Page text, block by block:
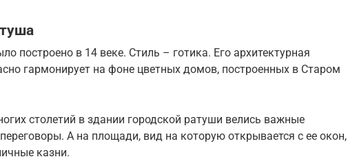
построено в 14 веке. Стиль – готика. Его архитектурная
гармонирует на фоне цветных домов, построенных в Старом
столетий в здании городской ратуши велись важные
А на площади, вид на которую открывается с ее окон,
казни.